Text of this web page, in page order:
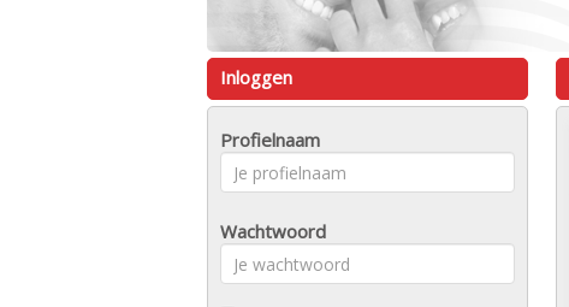
Inloggen
Profielnaam
Wachtwoord